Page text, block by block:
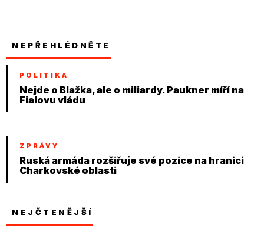
NEPŘEHLÉDNĚTE
POLITIKA
Nejde o Blažka, ale o miliardy. Paukner míří na
Fialovu vládu
ZPRÁVY
Ruská armáda rozšiřuje své pozice na hranici
Charkovské oblasti
NEJČTENĚJŠÍ